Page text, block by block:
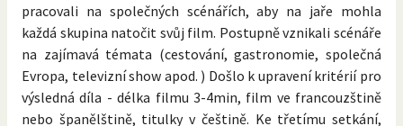
pracovali na společných scénářích, aby na jaře mohla
každá skupina natočit svůj film. Postupně vznikali scénáře
na zajímavá témata (cestování, gastronomie, společná
Evropa, televizní show apod. ) Došlo k upravení kritérií pro
výsledná díla - délka filmu 3-4min, film ve francouzštině
nebo španělštině, titulky v češtině. Ke třetímu setkání,